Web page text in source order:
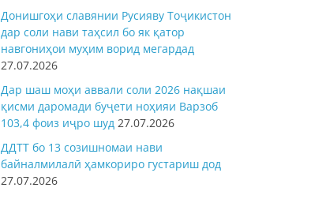
Донишгоҳи славянии Русияву Тоҷикистон
дар соли нави таҳсил бо як қатор
навгониҳои муҳим ворид мегардад
27.07.2026
Дар шаш моҳи аввали соли 2026 нақшаи
қисми даромади буҷети ноҳияи Варзоб
103,4 фоиз иҷро шуд 27.07.2026
ДДТТ бо 13 созишномаи нави
байналмилалӣ ҳамкориро густариш дод
27.07.2026